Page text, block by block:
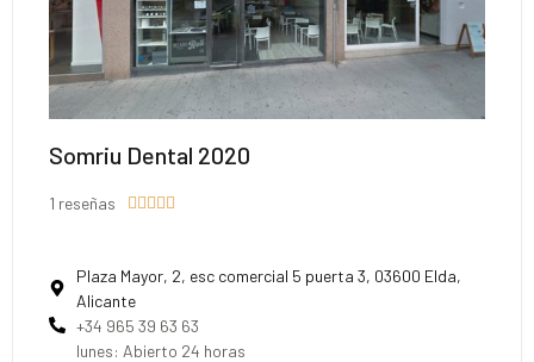
Somriu Dental 2020
1 reseñas     
Plaza Mayor, 2, esc comercial 5 puerta 3, 03600 Elda,
Alicante
+34 965 39 63 63
lunes: Abierto 24 horas